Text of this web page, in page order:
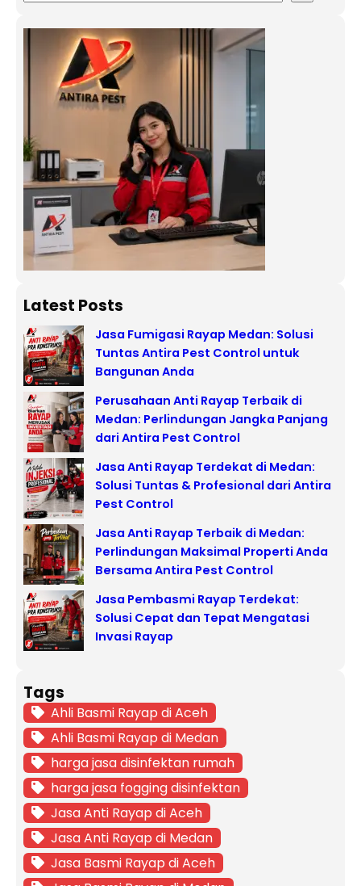
Latest Posts
Jasa Fumigasi Rayap Medan: Solusi
Tuntas Antira Pest Control untuk
Bangunan Anda
Perusahaan Anti Rayap Terbaik di
Medan: Perlindungan Jangka Panjang
dari Antira Pest Control
Jasa Anti Rayap Terdekat di Medan:
Solusi Tuntas & Profesional dari Antira
Pest Control
Jasa Anti Rayap Terbaik di Medan:
Perlindungan Maksimal Properti Anda
Bersama Antira Pest Control
Jasa Pembasmi Rayap Terdekat:
Solusi Cepat dan Tepat Mengatasi
Invasi Rayap
Tags
Ahli Basmi Rayap di Aceh
Ahli Basmi Rayap di Medan
harga jasa disinfektan rumah
harga jasa fogging disinfektan
Jasa Anti Rayap di Aceh
Jasa Anti Rayap di Medan
Jasa Basmi Rayap di Aceh